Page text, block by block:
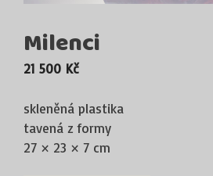
Milenci
21 500 Kč
skleněná plastika
tavená z formy
27 × 23 × 7 cm